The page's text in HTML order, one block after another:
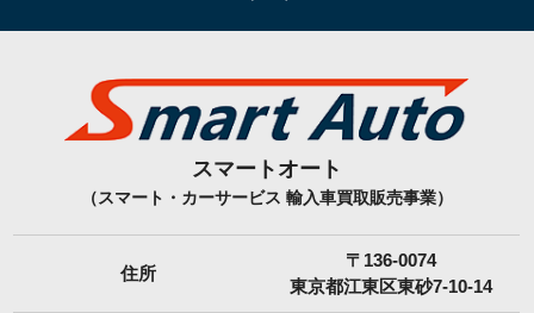
スマートオート
（スマート・カーサービス 輸入車買取販売事業）
住所
〒136-0074
東京都江東区東砂7-10-14